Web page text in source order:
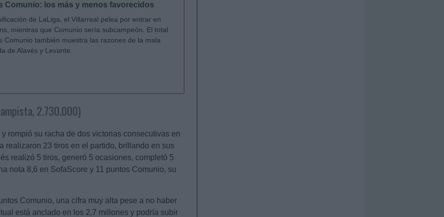
Comunio: los más y menos favorecidos
de LaLiga, el Villarreal pelea por entrar en
mientras que Comunio sería subcampeón. El total
Comunio también muestra las razones de la mala
de Alavés y Levante.
2.730.000)
rompió su racha de dos victorias consecutivas en
realizaron 23 tiros en el partido, brillando en sus
realizó 5 tiros, generó 5 ocasiones, completó 5
nota 8,6 en SofaScore y 11 puntos Comunio, su
Comunio, una cifra muy alta pese a no haber
está anclado en los 2,7 millones y podría subir